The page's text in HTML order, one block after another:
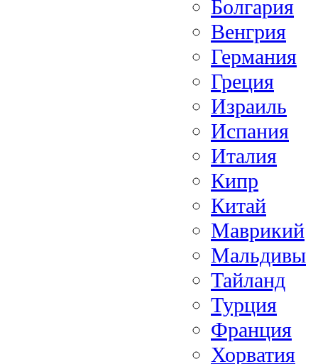
Болгария
Венгрия
Германия
Греция
Израиль
Испания
Италия
Кипр
Китай
Маврикий
Мальдивы
Тайланд
Турция
Франция
Хорватия